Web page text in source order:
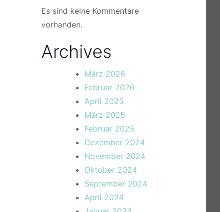
Es sind keine Kommentare
vorhanden.
Archives
März 2026
Februar 2026
April 2025
März 2025
Februar 2025
Dezember 2024
November 2024
Oktober 2024
September 2024
April 2024